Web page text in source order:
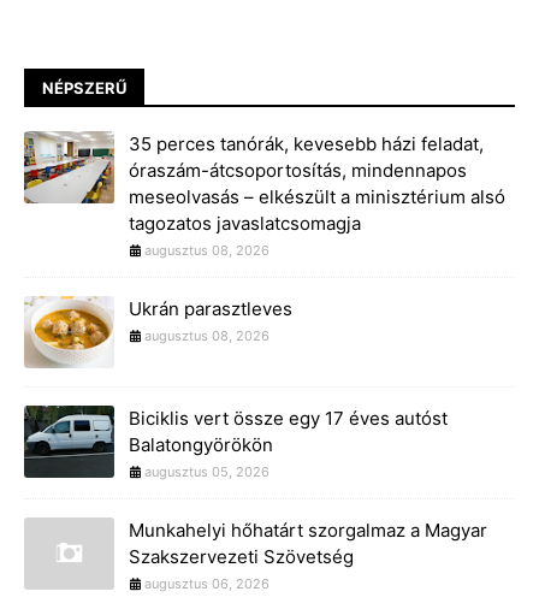
NÉPSZERŰ
35 perces tanórák, kevesebb házi feladat,
óraszám-átcsoportosítás, mindennapos
meseolvasás – elkészült a minisztérium alsó
tagozatos javaslatcsomagja
augusztus 08, 2026
Ukrán parasztleves
augusztus 08, 2026
Biciklis vert össze egy 17 éves autóst
Balatongyörökön
augusztus 05, 2026
Munkahelyi hőhatárt szorgalmaz a Magyar
Szakszervezeti Szövetség
augusztus 06, 2026